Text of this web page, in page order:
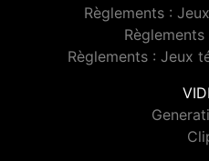
Règlements :
Règlements : Jeux